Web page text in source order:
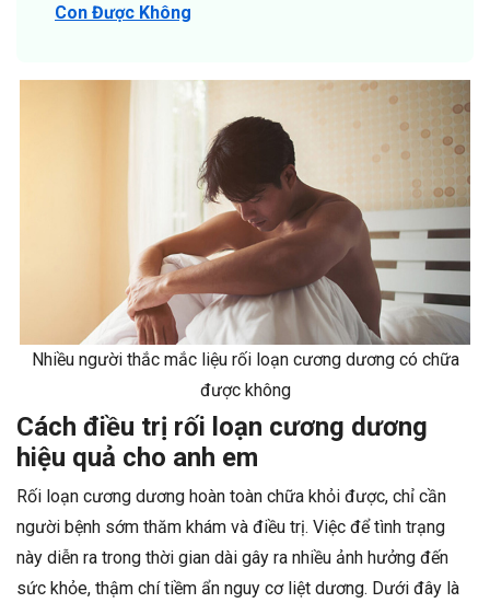
Con Được Không
Nhiều người thắc mắc liệu rối loạn cương dương có chữa
được không
Cách điều trị rối loạn cương dương
hiệu quả cho anh em
Rối loạn cương dương hoàn toàn chữa khỏi được, chỉ cần
người bệnh sớm thăm khám và điều trị. Việc để tình trạng
này diễn ra trong thời gian dài gây ra nhiều ảnh hưởng đến
sức khỏe, thậm chí tiềm ẩn nguy cơ liệt dương. Dưới đây là